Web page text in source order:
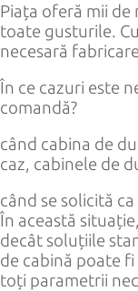
Piața oferă mii
toate gusturile.
necesară
În ce cazuri este
comandă?
când cabina de
caz, cabinele de
când se solicită
În această
decât soluțiile
de cabină poate
toți parametrii